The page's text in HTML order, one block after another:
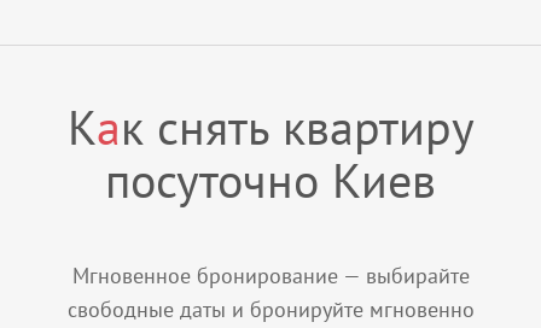
Как снять квартиру
посуточно Киев
Мгновенное бронирование — выбирайте
свободные даты и бронируйте мгновенно